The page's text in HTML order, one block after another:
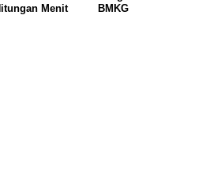
Menit
BMKG